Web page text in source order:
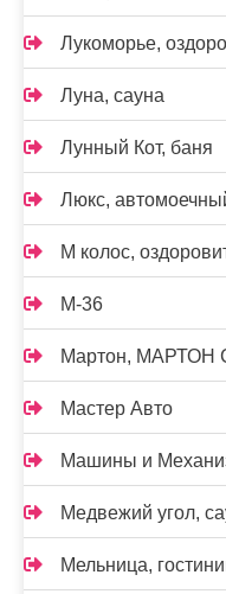
Лукоморье,
Луна, сауна
Лунный Кот, баня
Люкс,
М колос,
М-36
Мартон, МАРТОН
Мастер Авто
Машины и
Медвежий угол,
Мельница,